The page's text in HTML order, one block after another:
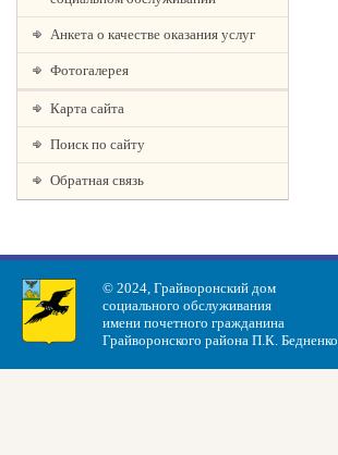
Анкета о качестве оказания услуг
Фотогалерея
Карта сайта
Поиск по сайту
Обратная связь
© 2024, Грайворонский дом
социального обслуживания
имени почетного гражданина
Грайворонского района П.К. Бедненко